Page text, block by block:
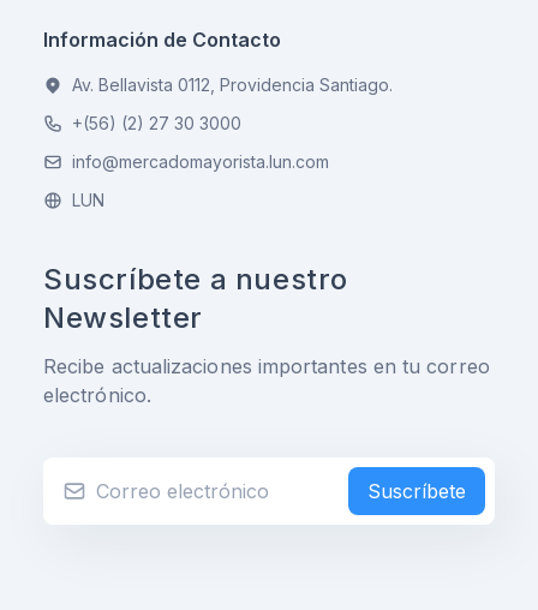
Información de Contacto
Av. Bellavista 0112, Providencia Santiago.
+(56) (2) 27 30 3000
info@mercadomayorista.lun.com
LUN
Suscríbete a nuestro
Newsletter
Recibe actualizaciones importantes en tu correo
electrónico.
Suscríbete